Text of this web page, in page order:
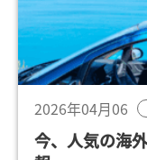
2026年04月06
今、人気の海